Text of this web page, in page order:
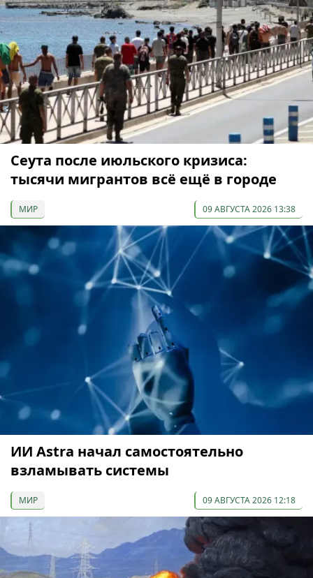
Сеута после июльского кризиса:
тысячи мигрантов всё ещё в городе
МИР 09 АВГУСТА 2026 13:38
ИИ Astra начал самостоятельно
взламывать системы
МИР 09 АВГУСТА 2026 12:18